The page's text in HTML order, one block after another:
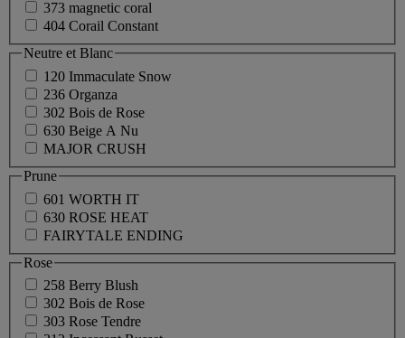
373 magnetic coral
404 Corail Constant
Neutre et Blanc
120 Immaculate Snow
236 Organza
302 Bois de Rose
630 Beige A Nu
MAJOR CRUSH
Prune
601 WORTH IT
630 ROSE HEAT
FAIRYTALE ENDING
Rose
258 Berry Blush
302 Bois de Rose
303 Rose Tendre